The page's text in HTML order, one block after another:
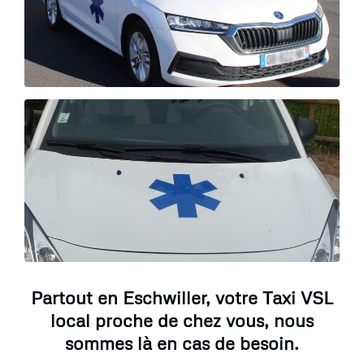
Partout en Eschwiller, votre Taxi VSL
local proche de chez vous, nous
sommes là en cas de besoin.